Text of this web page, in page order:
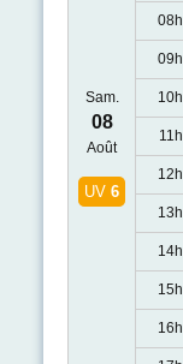
Sam.
08
Août
UV 6
08h
09h
10h
11h
12h
13h
14h
15h
16h